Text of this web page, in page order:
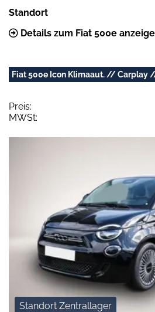
Standort
Details zum Fiat 500e
Fiat 500e Icon Klimaaut. // Carplay
Preis:
MWSt:
Standort Zentrallager